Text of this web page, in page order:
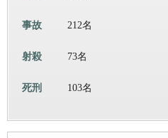
事故 212名
射殺 73名
死刑 103名